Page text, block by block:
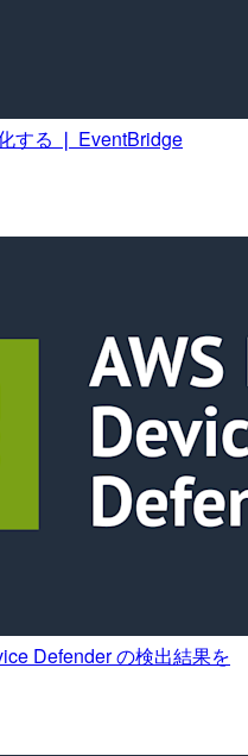
する ❘ EventBridge
Defender の検出結果を